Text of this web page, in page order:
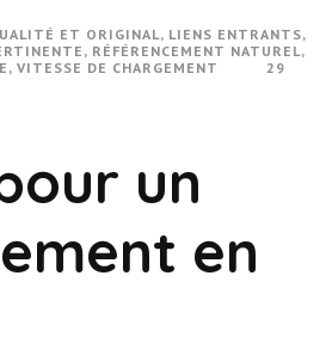
ET ORIGINAL, LIENS ENTRANTS,
, RÉFÉRENCEMENT NATUREL,
, VITESSE DE CHARGEMENT
29
un
en